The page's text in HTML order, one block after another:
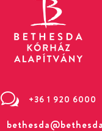
w +36 1 920 6000